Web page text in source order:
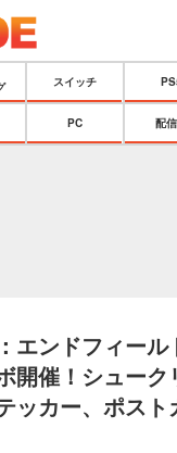
スイッチ
PC 配
エンドフィー
開催！シューク
ッカー、ポスト